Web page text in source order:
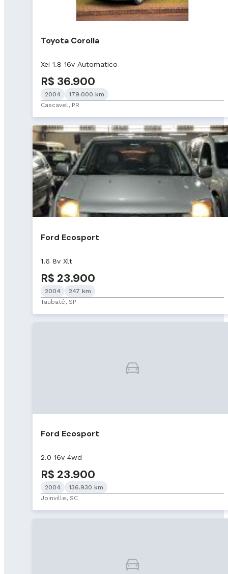
Toyota Corolla
Xei 1.8 16v Automatico
R$ 36.900
2004
179.000 km
Cascavel, PR
Ford Ecosport
1.6 8v Xlt
R$ 23.900
2004
247 km
Taubaté, SP
Ford Ecosport
2.0 16v 4wd
R$ 23.900
2004
136.930 km
Joinville, SC